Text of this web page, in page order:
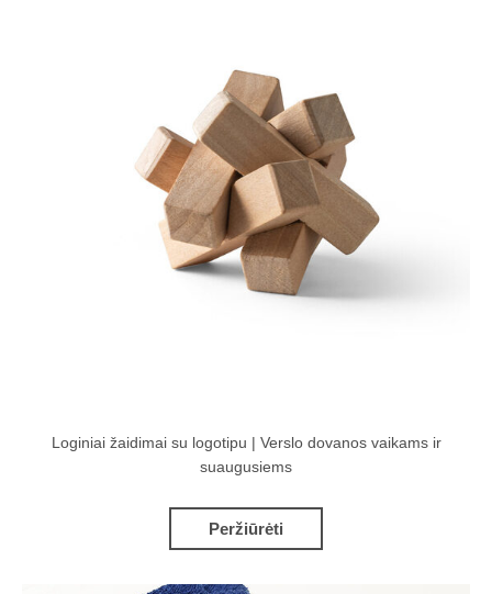
Loginiai žaidimai su logotipu | Verslo dovanos vaikams ir
suaugusiems
Peržiūrėti